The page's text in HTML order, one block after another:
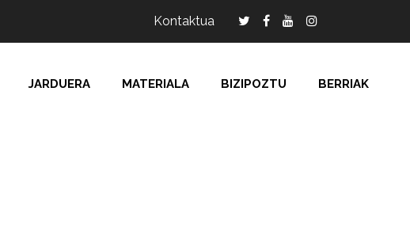
Kontaktua
JARDUERA MATERIALA BIZIPOZTU BERRIAK